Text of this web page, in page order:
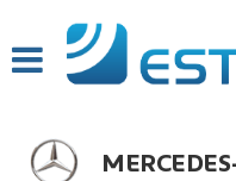
LISTA VEICOLI